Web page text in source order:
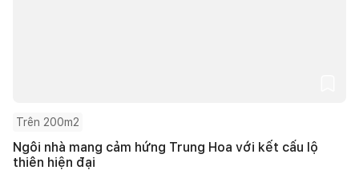
Trên 200m2
Ngôi nhà mang cảm hứng Trung Hoa với kết cấu lộ
thiên hiện đại